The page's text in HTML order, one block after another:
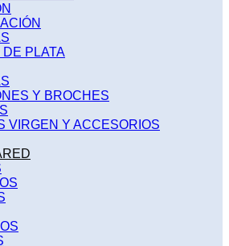
PLATA
Y BROCHES
VIRGEN Y ACCESORIOS